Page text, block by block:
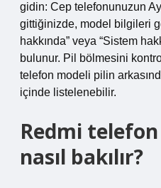
gidin: Cep telefonunuzun
gittiğinizde, model bilgileri
hakkında” veya “Sistem
bulunur. Pil bölmesini
telefon modeli pilin
içinde listelenebilir.
Redmi
nasıl bakılır?